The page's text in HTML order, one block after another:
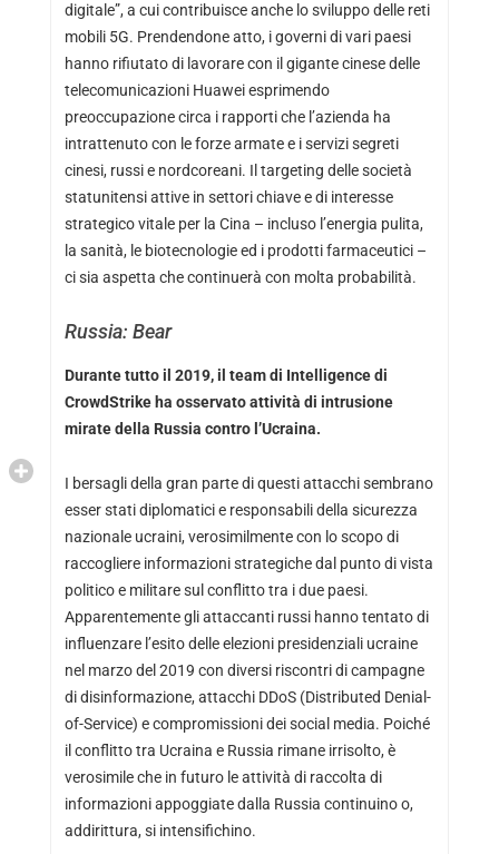
digitale”, a cui contribuisce anche lo sviluppo delle reti
mobili 5G. Prendendone atto, i governi di vari paesi
hanno rifiutato di lavorare con il gigante cinese delle
telecomunicazioni Huawei esprimendo
preoccupazione circa i rapporti che l’azienda ha
intrattenuto con le forze armate e i servizi segreti
cinesi, russi e nordcoreani. Il targeting delle società
statunitensi attive in settori chiave e di interesse
strategico vitale per la Cina – incluso l’energia pulita,
la sanità, le biotecnologie ed i prodotti farmaceutici –
ci sia aspetta che continuerà con molta probabilità.
Russia: Bear
Durante tutto il 2019, il team di Intelligence di
CrowdStrike ha osservato attività di intrusione
mirate della Russia contro l’Ucraina.
I bersagli della gran parte di questi attacchi sembrano
esser stati diplomatici e responsabili della sicurezza
nazionale ucraini, verosimilmente con lo scopo di
raccogliere informazioni strategiche dal punto di vista
politico e militare sul conflitto tra i due paesi.
Apparentemente gli attaccanti russi hanno tentato di
influenzare l’esito delle elezioni presidenziali ucraine
nel marzo del 2019 con diversi riscontri di campagne
di disinformazione, attacchi DDoS (Distributed Denial-
of-Service) e compromissioni dei social media. Poiché
il conflitto tra Ucraina e Russia rimane irrisolto, è
verosimile che in futuro le attività di raccolta di
informazioni appoggiate dalla Russia continuino o,
addirittura, si intensifichino.